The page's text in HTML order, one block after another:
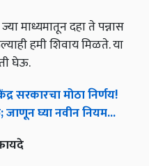
माध्यमातून दहा ते पन्नास
हमी शिवाय मिळते. या
घेऊ.
सरकारचामोठानिर्णय!
;जाणूनघ्यानवीननियम...